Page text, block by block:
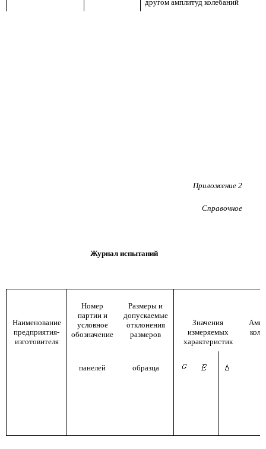
другом амплитуд колебаний
Приложение 2
Справочное
Журнал испытаний
Наименование
предприятия-
изготовителя
Номер
партии и
условное
обозначение
Размеры и
допускаемые
отклонения
размеров
Значения
измеряемых
характеристик
панелей образца